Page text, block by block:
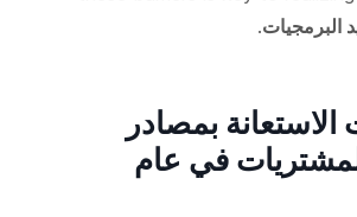
البرمجيات.
الاستعانة بمصادر
في عام